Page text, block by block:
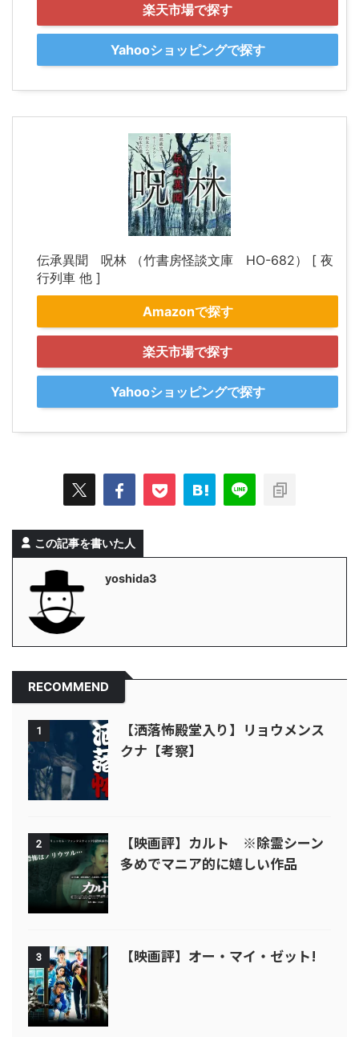
楽天市場で探す
Yahooショッピングで探す
伝承異聞 呪林 （竹書房怪談文庫 HO-682） [ 夜
行列車 他 ]
Amazonで探す
楽天市場で探す
Yahooショッピングで探す
この記事を書いた人
yoshida3
RECOMMEND
1
【洒落怖殿堂入り】リョウメンス
クナ【考察】
2
【映画評】カルト ※除霊シーン
多めでマニア的に嬉しい作品
3 【映画評】オー・マイ・ゼット!